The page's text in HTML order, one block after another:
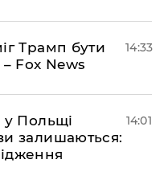
Трамп бути
Fox News
14:33
у Польщі
залишаються:
14:01